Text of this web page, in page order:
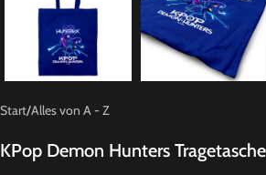
Start/Alles von A - Z
KPop Demon Hunters